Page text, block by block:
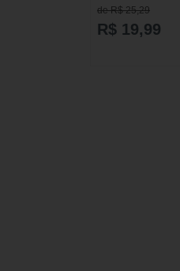
de R$ 25,29
R$ 19,99